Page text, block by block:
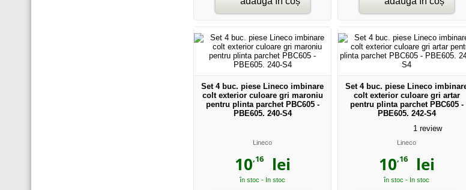
Set 4 buc. piese Lineco imbinare
colt exterior culoare gri maroniu
pentru plinta parchet PBC605 -
PBE605. 240-S4
Lineco
10,16lei
în stoc - In stoc
Set 4 buc. piese Lineco
colt exterior culoare gri artar
pentru plinta parchet PBC605 -
PBE605. 242-S4
1 review
Lineco
10,16lei
în stoc - In stoc